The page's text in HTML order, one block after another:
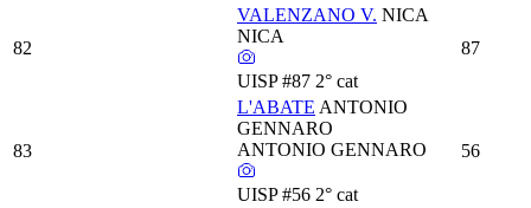
82
VALENZANO V. NICA
NICA
UISP #87 2° cat
87
83
L'ABATE ANTONIO
GENNARO
ANTONIO GENNARO
UISP #56 2° cat
56